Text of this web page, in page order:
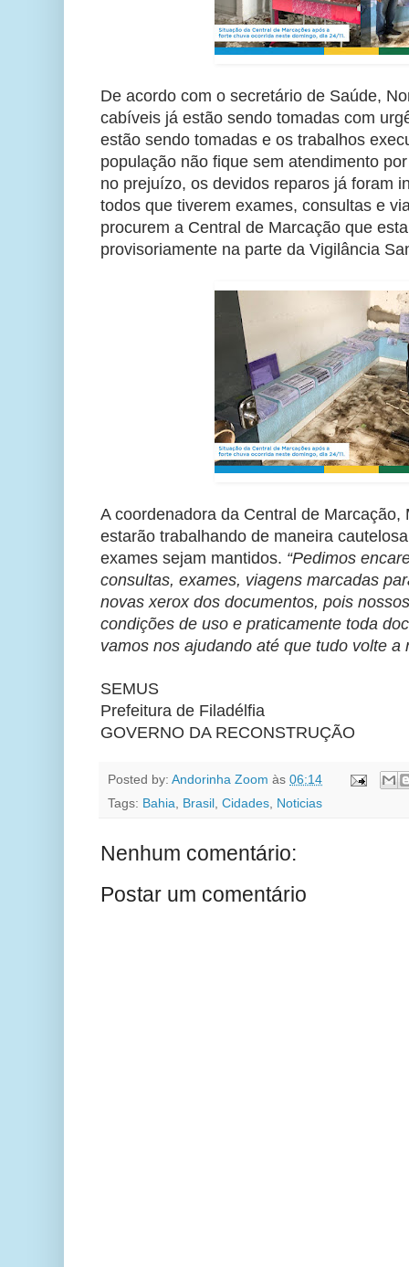
De acordo com o secretário de Saúde,
cabíveis já estão sendo tomadas com
estão sendo tomadas e os trabalhos
população não fique sem atendimento
no prejuízo, os devidos reparos já foram
todos que tiverem exames, consultas e
procurem a Central de Marcação que
provisoriamente na parte da Vigilância
A coordenadora da Central de
estarão trabalhando de maneira
exames sejam mantidos. “Pedimos
consultas, exames, viagens marcadas
novas xerox dos documentos, pois
condições de uso e praticamente toda
vamos nos ajudando até que tudo volte a
SEMUS
Prefeitura de Filadélfia
GOVERNO DA RECONSTRUÇÃO
Posted by: Andorinha Zoom às 06:14
Tags: Bahia, Brasil , Cidades, Noticias
Nenhum comentário:
Postar um comentário